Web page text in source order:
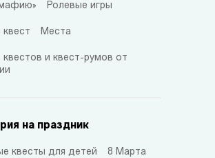
Ролевые игры
квест Места
квестов и квест-румов от
на праздник
квесты для детей 8 Марта